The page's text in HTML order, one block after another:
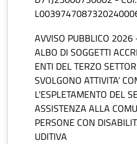
AVVISO PUBBLICO 2026
ALBO DI SOGGETTI
ENTI DEL TERZO
SVOLGONO ATTIVITA’
L'ESPLETAMENTO DEL
ASSISTENZA ALLA
PERSONE CON
UDITIVA